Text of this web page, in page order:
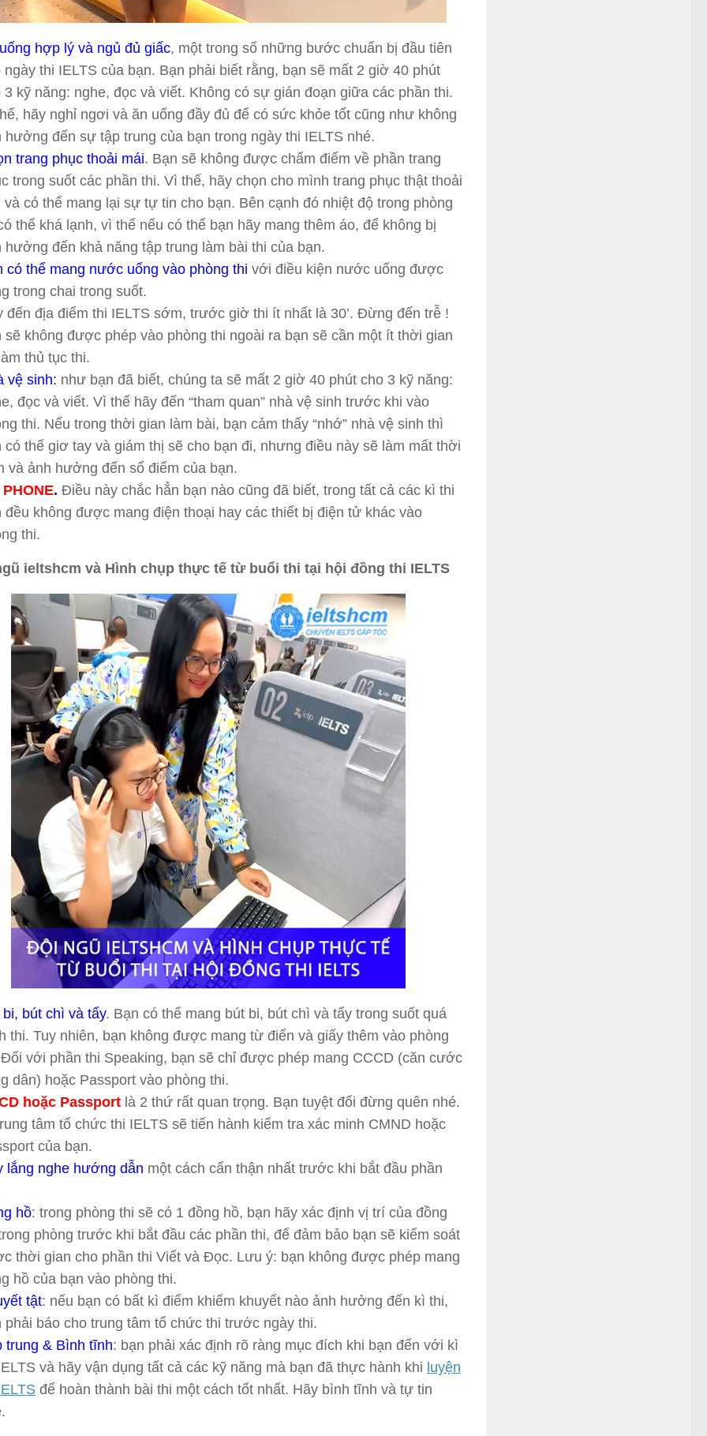
hợp lý và ngủ đủ giấc, một trong số những bước chuẩn bị đầu tiên
ngày thi IELTS của bạn. Bạn phải biết rằng, bạn sẽ mất 2 giờ 40 phút
3 kỹ năng: nghe, đọc và viết. Không có sự gián đoạn giữa các phần thi.
hãy nghỉ ngơi và ăn uống đầy đủ để có sức khỏe tốt cũng như không
hưởng đến sự tập trung của bạn trong ngày thi IELTS nhé.
trang phục thoải mái. Bạn sẽ không được chấm điểm về phần trang
trong suốt các phần thi. Vì thế, hãy chọn cho mình trang phục thật thoải
và có thể mang lại sự tự tin cho bạn. Bên cạnh đó nhiệt độ trong phòng
thể khá lạnh, vì thế nếu có thể bạn hãy mang thêm áo, để không bị
hưởng đến khả năng tập trung làm bài thi của bạn.
có thể mang nước uống vào phòng thi với điều kiện nước uống được
trong chai trong suốt.
đến địa điểm thi IELTS sớm, trước giờ thi ít nhất là 30’. Đừng đến trễ !
sẽ không được phép vào phòng thi ngoài ra bạn sẽ cần một ít thời gian
thủ tục thi.
vệ sinh: như bạn đã biết, chúng ta sẽ mất 2 giờ 40 phút cho 3 kỹ năng:
đọc và viết. Vì thế hãy đến “tham quan” nhà vệ sinh trước khi vào
thi. Nếu trong thời gian làm bài, bạn cảm thấy “nhớ” nhà vệ sinh thì
có thế giơ tay và giám thị sẽ cho bạn đi, nhưng điều này sẽ làm mất thời
và ảnh hưởng đến số điểm của bạn.
PHONE. Điều này chắc hẳn bạn nào cũng đã biết, trong tất cả các kì thi
đều không được mang điện thoại hay các thiết bị điện tử khác vào
thi.
ieltshcm và Hình chụp thực tế từ buổi thi tại hội đồng thi IELTS
bi, bút chì và tẩy. Bạn có thể mang bút bi, bút chì và tẩy trong suốt quá
thi. Tuy nhiên, bạn không được mang từ điển và giấy thêm vào phòng
với phần thi Speaking, bạn sẽ chỉ được phép mang CCCD (căn cước
dân) hoặc Passport vào phòng thi.
hoặc Passport là 2 thứ rất quan trọng. Bạn tuyệt đối đừng quên nhé.
tâm tổ chức thi IELTS sẽ tiến hành kiểm tra xác minh CMND hoặc
của bạn.
lắng nghe hướng dẫn một cách cẩn thận nhất trước khi bắt đầu phần
hồ: trong phòng thi sẽ có 1 đồng hồ, bạn hãy xác định vị trí của đồng
phòng trước khi bắt đầu các phần thi, để đảm bảo bạn sẽ kiểm soát
thời gian cho phần thi Viết và Đọc. Lưu ý: bạn không được phép mang
hồ của bạn vào phòng thi.
tật: nếu bạn có bất kì điểm khiếm khuyết nào ảnh hưởng đến kì thi,
phải báo cho trung tâm tổ chức thi trước ngày thi.
trung & Bình tĩnh: bạn phải xác định rõ ràng mục đích khi bạn đến với kì
và hãy vận dụng tất cả các kỹ năng mà bạn đã thực hành khi luyện
để hoàn thành bài thi một cách tốt nhất. Hãy bình tĩnh và tự tin